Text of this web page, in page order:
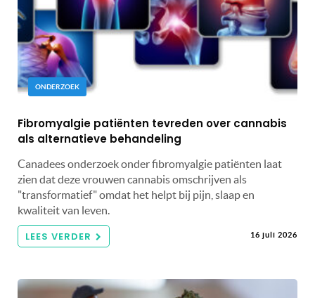
ONDERZOEK
Fibromyalgie patiënten tevreden over cannabis
als alternatieve behandeling
Canadees onderzoek onder fibromyalgie patiënten laat
zien dat deze vrouwen cannabis omschrijven als
"transformatief" omdat het helpt bij pijn, slaap en
kwaliteit van leven.
LEES VERDER 16 juli 2026